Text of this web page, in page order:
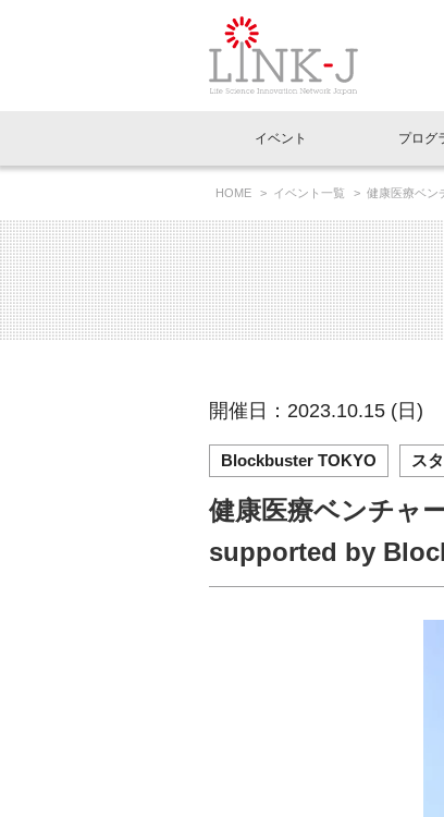
イベントお知らせメール登録
イベント
イベント一覧
LINK-J主催・共催
LINK-J協賛・協力
プログ
Out of Box相談室
インタビュー・コラム一覧
スペシャルインタビュー
連載コラム
ニュース一覧
トピック
メディア情報
協賛・協力
理事長挨拶
国内外連携
組織概要
特別会員一覧
専用メニューはこちら
ラウンジ・会議室
アクセス
HOME イベント一覧 健康医療ベン
開催日：2023.10.15 (日)
Blockbuster TOKYO ス
健康医療ベンチャ
supported by